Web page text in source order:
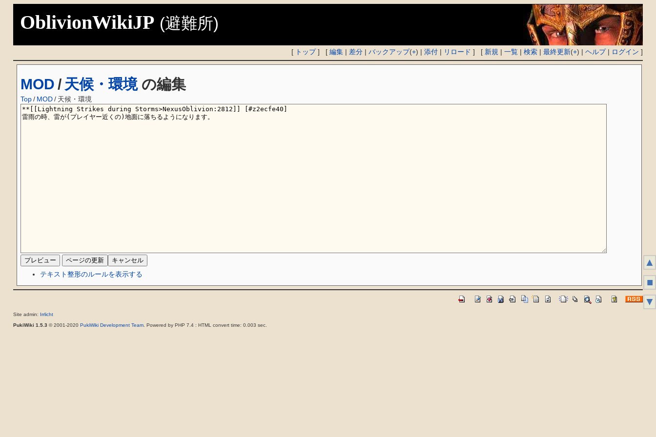
OblivionWikiJP (避難所)
[ トップ] [編集 | 差分 |バックアップ(+) |添付 | リロード ] [ 新規 |一覧 |検索 |最終更新(+) |ヘルプ| ログイン ]
MOD / 天候・環境の編集
Top/ MOD/ 天候・環境
テキスト整形のルールを表示する
Site admin: Irrlicht
PukiWiki 1.5.3 © 2001-2020 PukiWiki Development Team. Powered by PHP 7.4 : HTML convert time: 0.003 sec.
▲
■
▼